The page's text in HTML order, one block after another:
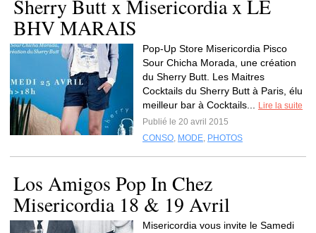
Sherry Butt x Misericordia x LE
BHV MARAIS
Pop-Up Store Misericordia Pisco
Sour Chicha Morada, une création
du Sherry Butt. Les Maitres
Cocktails du Sherry Butt à Paris, élu
meilleur bar à Cocktails...
Lire la suite
Publié le 20 avril 2015
CONSO, MODE, PHOTOS
Los Amigos Pop In Chez
Misericordia 18 & 19 Avril
Misericordia vous invite le Samedi